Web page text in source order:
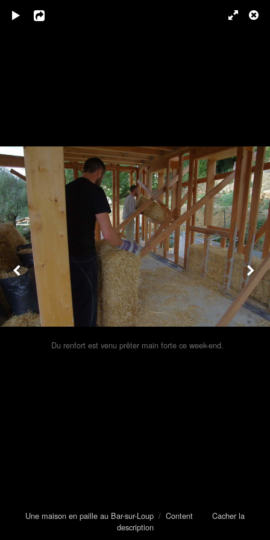
Du renfort est venu prêter main forte ce week-end.
Une maison en paille au Bar-sur-Loup / Content
Cacher la
description